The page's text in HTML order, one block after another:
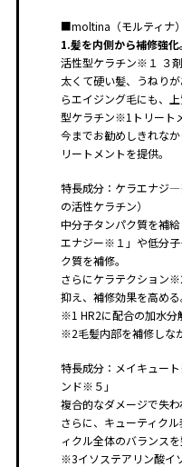
■moltina（モルティナ
1.髪を内側から補修強化。
活性型ケラチン※１ ３
太くて硬い髪、うねり
らエイジング毛にも、
型ケラチン※1トリート
今までお勧めしきれな
リートメントを提供。
特長成分：ケラエナジ
の活性ケラチン）
中分子タンパク質を補
エナジー※１」や低分
ク質を補修。
さらにケラテクション
抑え、補修効果を高める
※1 HR2に配合の加水分
※2毛髪内部を補修しな
特長成分：メイキュー
ンド※５」
複合的なダメージで失わ
さらに、キューティク
ィクル全体のバランスを
※3イソステアリン酸イ